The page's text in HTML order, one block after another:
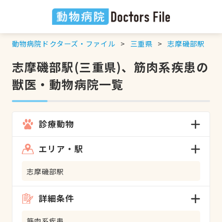
動物病院ドクターズ・ファイル 三重県 志摩磯部駅
志摩磯部駅(三重県)、筋肉系疾患の
獣医・動物病院一覧
診療動物
エリア・駅
志摩磯部駅
詳細条件